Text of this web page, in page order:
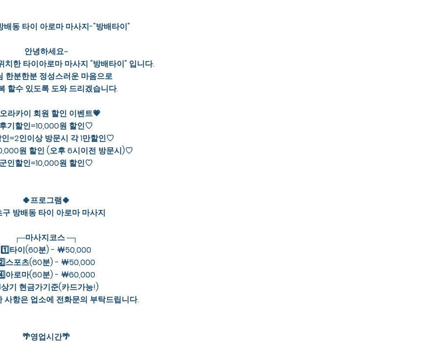
배동 타이 아로마 마사지-"방배타이"
안녕하세요~
치한 타이아로마 마사지 "방배타이" 입니다.
한분한분 정성스러운 마음으로
할수 있도록 도와 드리겠습니다.
라카이 회원 할인 이벤트💗
후기할인=10,000원 할인♡
=2인이상 방문시 각 1만할인♡
원 할인 (오후 6시이전 방문시)♡
군인할인=10,000원 할인♡
🍀프로그램🍀
구 방배동 타이 아로마 마사지
┌─마사지코스 ─┐
1️⃣타이(60분) - ￦50,000
스포츠(60분) - ￦50,000
아로마(60분) - ￦60,000
기 현금가기준(카드가능!)
사항은 업소에 전화문의 부탁드립니다.
🌴영업시간🌴